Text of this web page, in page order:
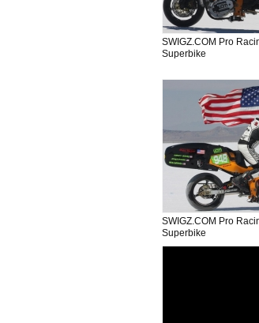
SWIGZ.COM Pro
Superbike
SWIGZ.COM Pro
Superbike